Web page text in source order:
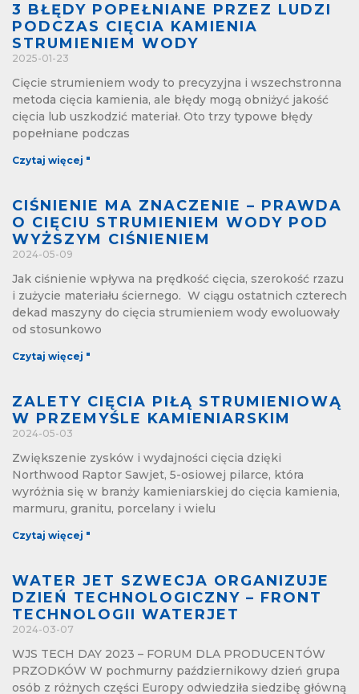
3 BŁĘDY POPEŁNIANE PRZEZ LUDZI
PODCZAS CIĘCIA KAMIENIA
STRUMIENIEM WODY
2025-01-23
Cięcie strumieniem wody to precyzyjna i wszechstronna
metoda cięcia kamienia, ale błędy mogą obniżyć jakość
cięcia lub uszkodzić materiał. Oto trzy typowe błędy
popełniane podczas
Czytaj więcej "
CIŚNIENIE MA ZNACZENIE – PRAWDA
O CIĘCIU STRUMIENIEM WODY POD
WYŻSZYM CIŚNIENIEM
2024-05-09
Jak ciśnienie wpływa na prędkość cięcia, szerokość rzazu
i zużycie materiału ściernego. W ciągu ostatnich czterech
dekad maszyny do cięcia strumieniem wody ewoluowały
od stosunkowo
Czytaj więcej "
ZALETY CIĘCIA PIŁĄ STRUMIENIOWĄ
W PRZEMYŚLE KAMIENIARSKIM
2024-05-03
Zwiększenie zysków i wydajności cięcia dzięki
Northwood Raptor Sawjet, 5-osiowej pilarce, która
wyróżnia się w branży kamieniarskiej do cięcia kamienia,
marmuru, granitu, porcelany i wielu
Czytaj więcej "
WATER JET SZWECJA ORGANIZUJE
DZIEŃ TECHNOLOGICZNY – FRONT
TECHNOLOGII WATERJET
2024-03-07
WJS TECH DAY 2023 – FORUM DLA PRODUCENTÓW
PRZODKÓW W pochmurny październikowy dzień grupa
osób z różnych części Europy odwiedziła siedzibę główną